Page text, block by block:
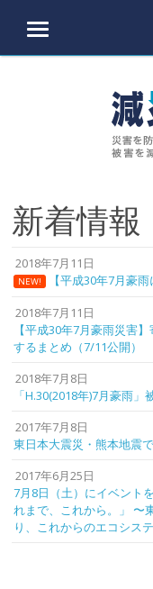
MENU
新着情報
2018年7月11日
NEW! 【平成30年7月豪
2018年7月11日
【平成30年7月豪雨災害
するまとめ（7/11公開）
2018年7月8日
「H.30(2018年)7月豪雨
2017年7月8日
東日本大震災・熊本地震
2017年6月25日
7月8日（土）にイベント
れまで、これから。」 〜
り、これからのエコシス